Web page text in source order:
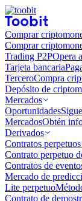
Comprar
Comprar
Trading P2POpera
Tarjeta bancaria
TerceroCompra
Depósito de
Mercados
Oportunidades
MercadosObtén
Derivados
Contratos
Contrato perpetuo
Contratos de
Mercado de
Lite perpetuo
Contrato de